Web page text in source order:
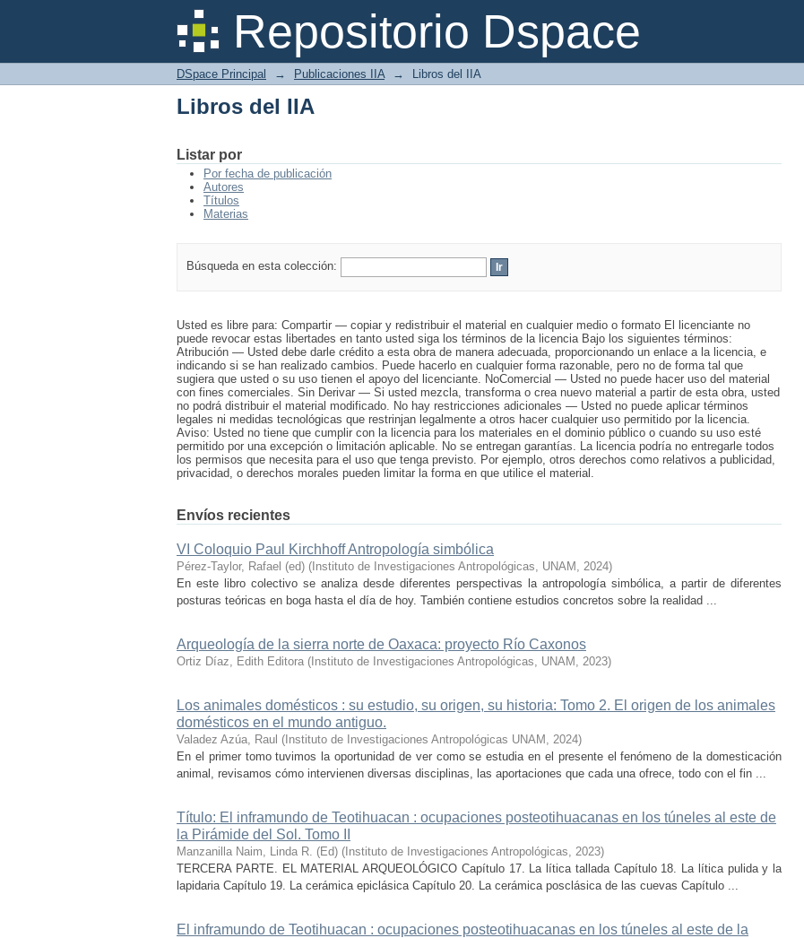
Repositorio Dspace
Libros del IIA
DSpace Principal → Publicaciones IIA → Libros del IIA
Libros del IIA
Listar por
Por fecha de publicación
Autores
Títulos
Materias
Búsqueda en esta colección:
Usted es libre para: Compartir — copiar y redistribuir el material en cualquier medio o formato El licenciante no
puede revocar estas libertades en tanto usted siga los términos de la licencia Bajo los siguientes términos:
Atribución — Usted debe darle crédito a esta obra de manera adecuada, proporcionando un enlace a la licencia, e
indicando si se han realizado cambios. Puede hacerlo en cualquier forma razonable, pero no de forma tal que
sugiera que usted o su uso tienen el apoyo del licenciante. NoComercial — Usted no puede hacer uso del material
con fines comerciales. Sin Derivar — Si usted mezcla, transforma o crea nuevo material a partir de esta obra, usted
no podrá distribuir el material modificado. No hay restricciones adicionales — Usted no puede aplicar términos
legales ni medidas tecnológicas que restrinjan legalmente a otros hacer cualquier uso permitido por la licencia.
Aviso: Usted no tiene que cumplir con la licencia para los materiales en el dominio público o cuando su uso esté
permitido por una excepción o limitación aplicable. No se entregan garantías. La licencia podría no entregarle todos
los permisos que necesita para el uso que tenga previsto. Por ejemplo, otros derechos como relativos a publicidad,
privacidad, o derechos morales pueden limitar la forma en que utilice el material.
Envíos recientes
VI Coloquio Paul Kirchhoff Antropología simbólica
Pérez-Taylor, Rafael (ed) ( Instituto de Investigaciones Antropológicas, UNAM , 2024)
En este libro colectivo se analiza desde diferentes perspectivas la antropología simbólica, a partir de diferentes
posturas teóricas en boga hasta el día de hoy. También contiene estudios concretos sobre la realidad ...
Arqueología de la sierra norte de Oaxaca: proyecto Río Caxonos
Ortiz Díaz, Edith Editora ( Instituto de Investigaciones Antropológicas, UNAM , 2023)
Los animales domésticos : su estudio, su origen, su historia: Tomo 2. El origen de los animales
domésticos en el mundo antiguo.
Valadez Azúa, Raul ( Instituto de Investigaciones Antropológicas UNAM , 2024)
En el primer tomo tuvimos la oportunidad de ver como se estudia en el presente el fenómeno de la domesticación
animal, revisamos cómo intervienen diversas disciplinas, las aportaciones que cada una ofrece, todo con el fin ...
Título: El inframundo de Teotihuacan : ocupaciones posteotihuacanas en los túneles al este de
la Pirámide del Sol. Tomo II
Manzanilla Naim, Linda R. (Ed) ( Instituto de Investigaciones Antropológicas, 2023)
TERCERA PARTE. EL MATERIAL ARQUEOLÓGICO Capítulo 17. La lítica tallada Capítulo 18. La lítica pulida y la
lapidaria Capítulo 19. La cerámica epiclásica Capítulo 20. La cerámica posclásica de las cuevas Capítulo ...
El inframundo de Teotihuacan : ocupaciones posteotihuacanas en los túneles al este de la